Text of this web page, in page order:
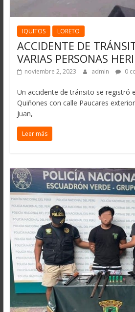
IQUITOS LORETO
ACCIDENTE DE
VARIAS PERSONAS
noviembre 2, 2023 admin 0
Un accidente de tránsito se registró
Quiñones con calle Paucares
Juan,
Leer más